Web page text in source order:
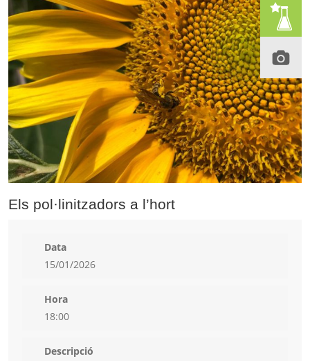
Els pol·linitzadors a l’hort
Data
15/01/2026
Hora
18:00
Descripció